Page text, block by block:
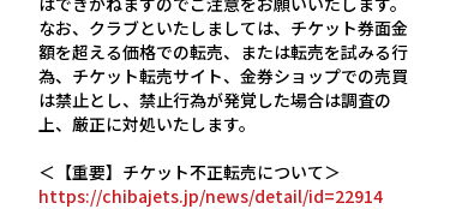
なお、クラブといたしましては、チケット券面金
額を超える価格での転売、または転売を試みる行
為、チケット転売サイト、金券ショップでの売買
は禁止とし、禁止行為が発覚した場合は調査の
上、厳正に対処いたします。
＜【重要】チケット不正転売について＞
https://chibajets.jp/news/detail/id=22914